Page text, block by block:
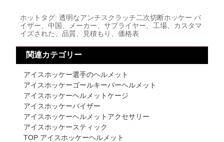
ホットタグ: 透明なアンチスクラッチ二次切断ホッケー バ
イザー、中国、メーカー、サプライヤー、工場、カスタマ
イズされた、品質、見積もり、価格表
関連カテゴリー
アイスホッケー選手のヘルメット
アイスホッケーゴールキーパーヘルメット
アイスホッケーヘルメットケージ
アイスホッケーバイザー
アイスホッケーヘルメットアクセサリー
アイスホッケースティック
TOP アイスホッケーヘルメット